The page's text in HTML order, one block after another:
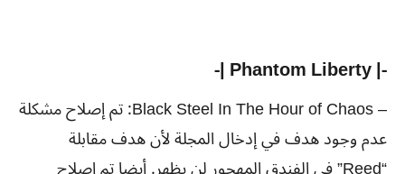
-| Phantom Liberty |-
– Black Steel In The Hour of Chaos: تم إصلاح مشكلة
عدم وجود هدف في إدخال المجلة لأن هدف مقابلة